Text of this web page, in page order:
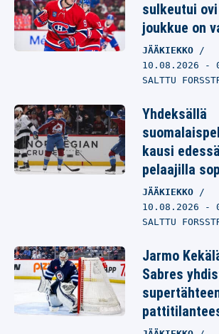
sulkeutui
joukkue on
JÄÄKIEKKO
10.08.2026 -
SALTTU
Yhdeksällä
kausi
pelaajilla
JÄÄKIEKKO
10.08.2026 -
SALTTU
Jarmo
Sabres